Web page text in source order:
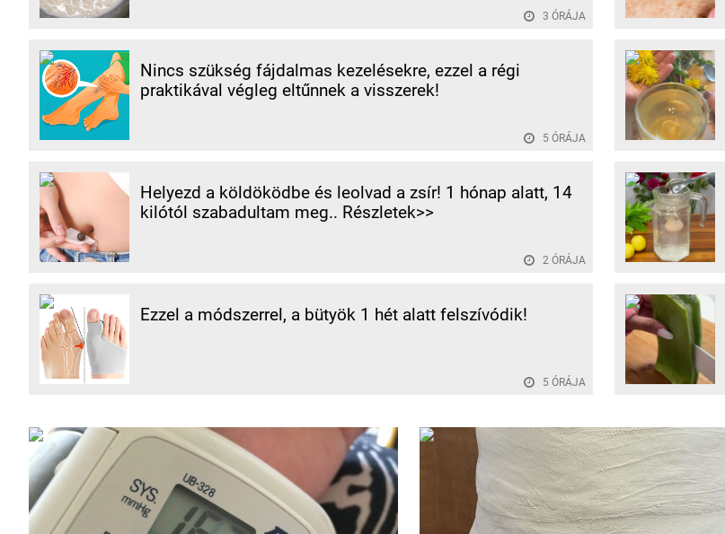
3 ÓRÁJA
Nincs szükség fájdalmas kezelésekre, ezzel a régi
praktikával végleg eltűnnek a visszerek!
5 ÓRÁJA
Helyezd a köldöködbe és leolvad a zsír! 1 hónap alatt, 14
kilótól szabadultam meg.. Részletek>>
2 ÓRÁJA
Ezzel a módszerrel, a bütyök 1 hét alatt felszívódik!
5 ÓRÁJA